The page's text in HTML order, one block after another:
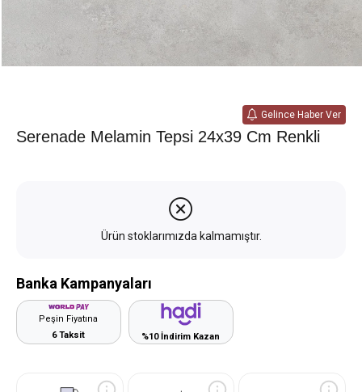
Gelince Haber Ver
Serenade Melamin Tepsi 24x39 Cm Renkli
Ürün stoklarımızda kalmamıştır.
Banka Kampanyaları
Peşin Fiyatına
6 Taksit
%10 İndirim Kazan